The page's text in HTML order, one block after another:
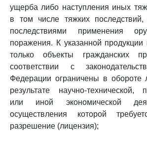
ущерба либо наступления иных
в том числе тяжких
последствиями применения
поражения. К указанной продукции
только объекты гражданских
соответствии с
Федерации ограничены в обороте
результате научно-технической,
или иной экономической
осуществления которой
разрешение (лицензия);